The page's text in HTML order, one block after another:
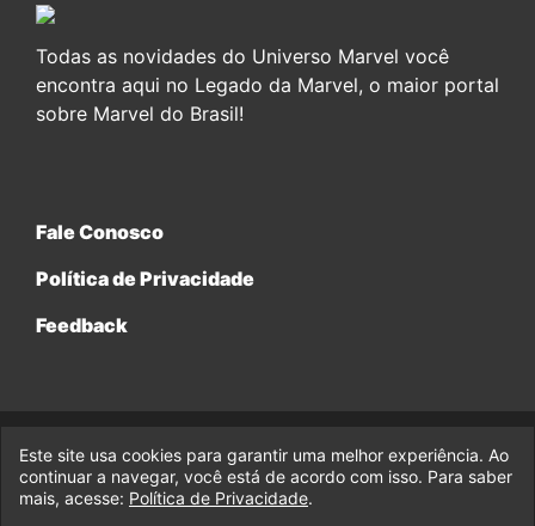
Todas as novidades do Universo Marvel você
encontra aqui no Legado da Marvel, o maior portal
sobre Marvel do Brasil!
Fale Conosco
Política de Privacidade
Feedback
© 2017-2026 Legado da Marvel, uma empresa da Legado
Enterprises.
Este site usa cookies para garantir uma melhor experiência. Ao
continuar a navegar, você está de acordo com isso. Para saber
mais, acesse: Política de Privacidade.